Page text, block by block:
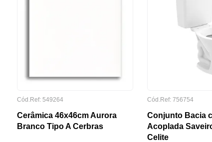
Cód.Ref: 549264
Cerâmica 46x46cm Aurora
Branco Tipo A Cerbras
Cód.Ref: 756754
Conjunto Bacia
Acoplada
Celite